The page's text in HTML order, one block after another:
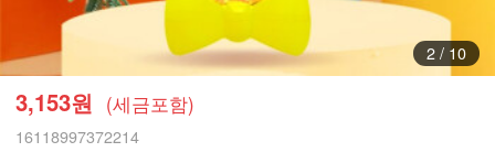
3/ 10
3,153원 (세금포함)
16118997372214